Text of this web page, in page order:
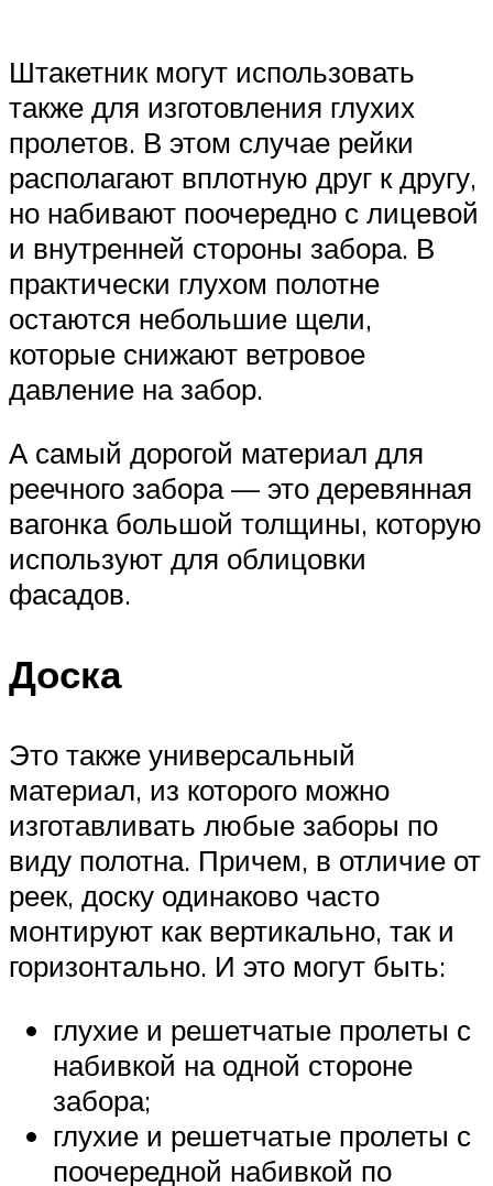
Штакетник могут использовать
также для изготовления глухих
пролетов. В этом случае рейки
располагают вплотную друг к другу,
но набивают поочередно с лицевой
и внутренней стороны забора. В
практически глухом полотне
остаются небольшие щели,
которые снижают ветровое
давление на забор.
А самый дорогой материал для
реечного забора — это деревянная
вагонка большой толщины, которую
используют для облицовки
фасадов.
Доска
Это также универсальный
материал, из которого можно
изготавливать любые заборы по
виду полотна. Причем, в отличие от
реек, доску одинаково часто
монтируют как вертикально, так и
горизонтально. И это могут быть:
глухие и решетчатые пролеты с
набивкой на одной стороне
забора;
глухие и решетчатые пролеты с
поочередной набивкой по